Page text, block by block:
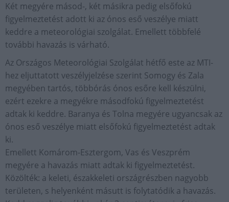
Két megyére másod-, két másikra pedig elsőfokú
figyelmeztetést adott ki az ónos eső veszélye miatt
keddre a meteorológiai szolgálat. Emellett többfelé
további havazás is várható.
Az Országos Meteorológiai Szolgálat hétfő este az MTI-
hez eljuttatott veszélyjelzése szerint Somogy és Zala
megyében tartós, többórás ónos esőre kell készülni,
ezért ezekre a megyékre másodfokú figyelmeztetést
adtak ki keddre. Baranya és Tolna megyére ugyancsak az
ónos eső veszélye miatt elsőfokú figyelmeztetést adtak
ki.
Emellett Komárom-Esztergom, Vas és Veszprém
megyére a havazás miatt adtak ki figyelmeztetést.
Közölték: a keleti, északkeleti országrészben nagyobb
területen, s helyenként másutt is folytatódik a havazás.